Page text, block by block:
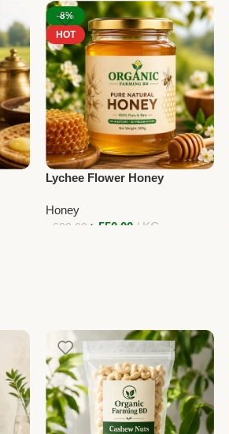
-8%
HOT
Lychee Flower Honey
Honey
600.00 ৳ 550.00 KG